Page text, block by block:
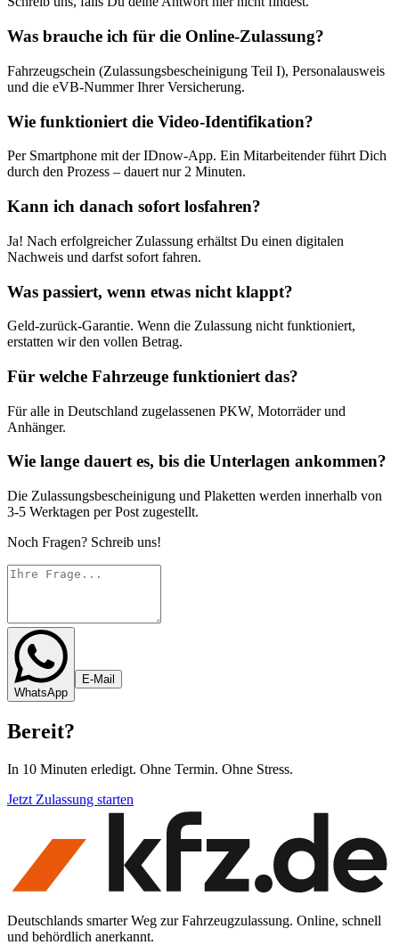
Was brauche ich für die Online-Zulassung?
Fahrzeugschein (Zulassungsbescheinigung Teil I), Personalausweis
und die eVB-Nummer Ihrer Versicherung.
Wie funktioniert die Video-Identifikation?
Per Smartphone mit der IDnow-App. Ein Mitarbeitender führt Dich
durch den Prozess – dauert nur 2 Minuten.
Kann ich danach sofort losfahren?
Ja! Nach erfolgreicher Zulassung erhältst Du einen digitalen
Nachweis und darfst sofort fahren.
Was passiert, wenn etwas nicht klappt?
Geld-zurück-Garantie. Wenn die Zulassung nicht funktioniert,
erstatten wir den vollen Betrag.
Für welche Fahrzeuge funktioniert das?
Für alle in Deutschland zugelassenen PKW, Motorräder und
Anhänger.
Wie lange dauert es, bis die Unterlagen ankommen?
Die Zulassungsbescheinigung und Plaketten werden innerhalb von
3-5 Werktagen per Post zugestellt.
Noch Fragen? Schreib uns!
WhatsApp
E-Mail
Bereit?
In 10 Minuten erledigt. Ohne Termin. Ohne Stress.
Jetzt Zulassung starten
Deutschlands smarter Weg zur Fahrzeugzulassung. Online, schnell
und behördlich anerkannt.